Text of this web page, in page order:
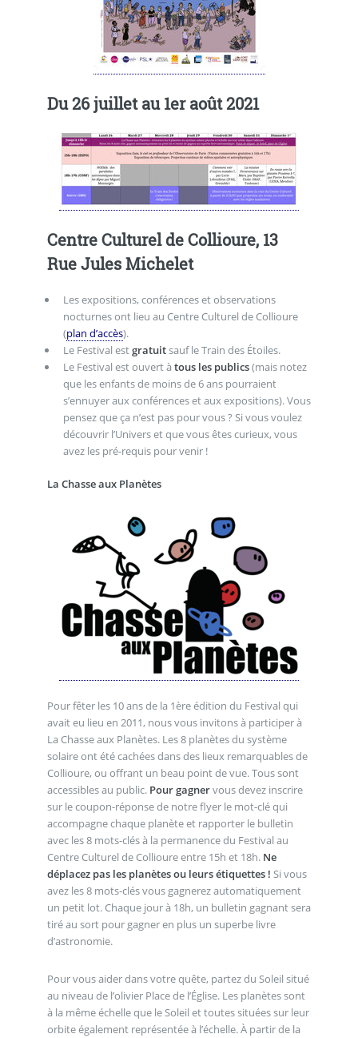
Du 26 juillet au 1er août 2021
Centre Culturel de Collioure, 13
Rue Jules Michelet
Les expositions, conférences et observations
nocturnes ont lieu au Centre Culturel de Collioure
(plan d’accès).
Le Festival estgratuitsauf le Train des Étoiles.
Le Festival est ouvert à tous les publics(mais notez
que les enfants de moins de 6 ans pourraient
s’ennuyer aux conférences et aux expositions). Vous
pensez que ça n’est pas pour vous ? Si vous voulez
découvrir l’Univers et que vous êtes curieux, vous
avez les pré-requis pour venir !
La Chasse aux Planètes
Pour fêter les 10 ans de la 1ère édition du Festival qui
avait eu lieu en 2011, nous vous invitons à participer à
La Chasse aux Planètes. Les 8 planètes du système
solaire ont été cachées dans des lieux remarquables de
Collioure, ou offrant un beau point de vue. Tous sont
accessibles au public. Pour gagnervous devez inscrire
sur le coupon-réponse de notre flyer le mot-clé qui
accompagne chaque planète et rapporter le bulletin
avec les 8 mots-clés à la permanence du Festival au
Centre Culturel de Collioure entre 15h et 18h. Ne
déplacez pas les planètes ou leurs étiquettes ! Si vous
avez les 8 mots-clés vous gagnerez automatiquement
un petit lot. Chaque jour à 18h, un bulletin gagnant sera
tiré au sort pour gagner en plus un superbe livre
d’astronomie.
Pour vous aider dans votre quête, partez du Soleil situé
au niveau de l’olivier Place de l’Église. Les planètes sont
à la même échelle que le Soleil et toutes situées sur leur
orbite également représentée à l’échelle. À partir de la